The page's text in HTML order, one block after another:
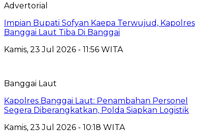
Advertorial
Impian Bupati Sofyan Kaepa Terwujud, Kapolres
Banggai Laut Tiba Di Banggai
Kamis, 23 Jul 2026 - 11:56 WITA
Banggai Laut
Kapolres Banggai Laut: Penambahan Personel
Segera Diberangkatkan, Polda Siapkan Logistik
Kamis, 23 Jul 2026 - 10:18 WITA